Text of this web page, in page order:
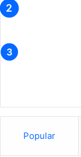
Popular